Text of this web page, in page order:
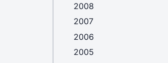
2008
2007
2006
2005